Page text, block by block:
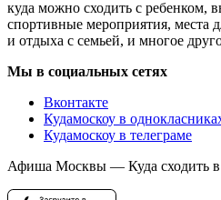
куда можно сходить с ребенком,
спортивные мероприятия, места
и отдыха с семьей, и многое
Мы в социальных сетях
Вконтакте
Кудамоскоу в
Кудамоскоу в телеграме
Афиша Москвы — Куда сходить